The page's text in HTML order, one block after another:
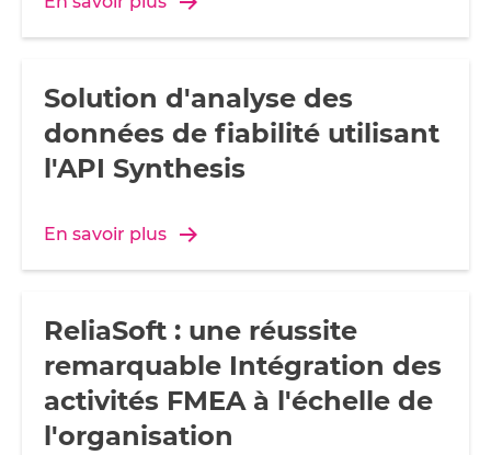
Solution d'analyse des
données de fiabilité utilisant
l'API Synthesis
En savoir plus
ReliaSoft : une réussite
remarquable Intégration des
activités FMEA à l'échelle de
l'organisation